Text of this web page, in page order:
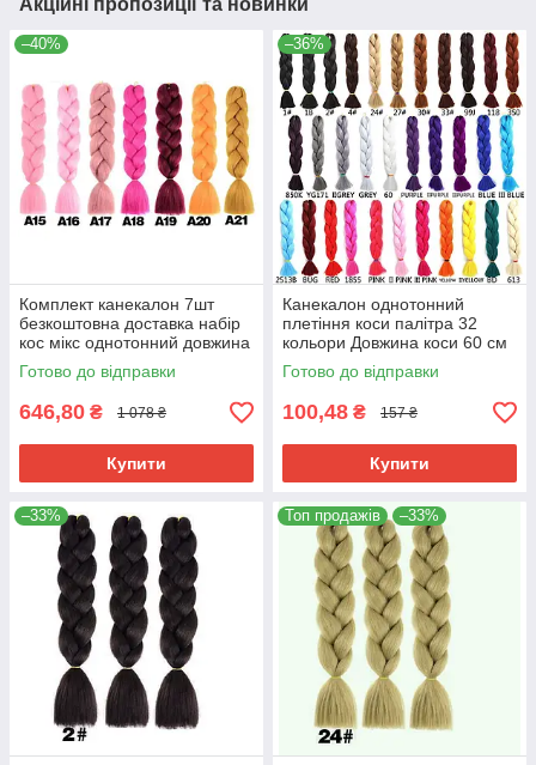
Акційні пропозиції та новинки
–40%
Комплект канекалон 7шт
безкоштовна доставка набір
кос мікс однотонний довжина
кісок 60см термостійкий
Готово до відправки
646,80 ₴ 1 078 ₴
Купити
–36%
Канекалон однотонний
плетіння коси палітра 32
кольори Довжина коси 60 см
Термостійкий.
Готово до відправки
100,48 ₴ 157 ₴
Купити
–33% Топ продажів –33%